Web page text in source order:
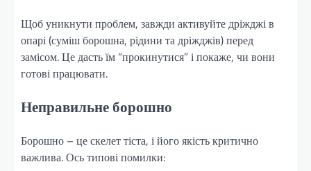
Щоб уникнути проблем, завжди активуйте дріжджі в
опарі (суміш борошна, рідини та дріжджів) перед
замісом. Це дасть їм “прокинутися” і покаже, чи вони
готові працювати.
Неправильне борошно
Борошно – це скелет тіста, і його якість критично
важлива. Ось типові помилки: